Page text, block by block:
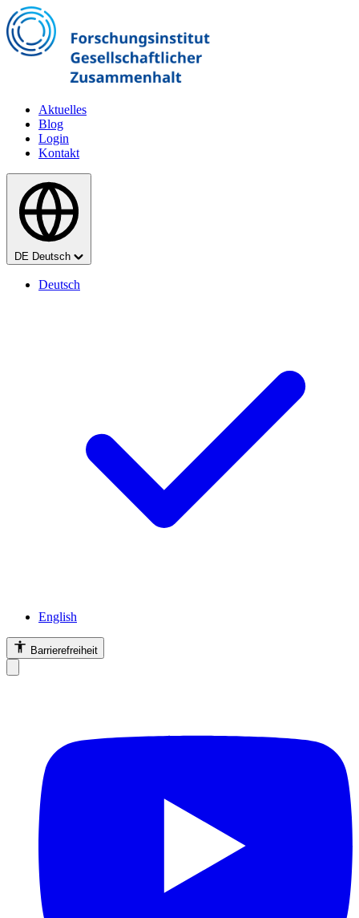
Zum Hauptinhalt springen
Aktuelles
Blog
Login
Kontakt
Sprache
DE Deutsch
Deutsch
English
Barrierefreiheit
Barrierefreiheit